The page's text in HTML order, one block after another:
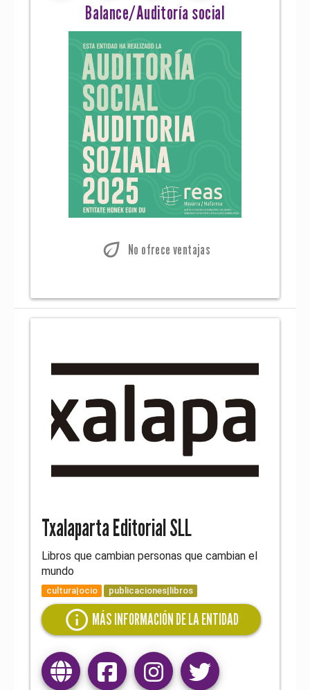
Balance/Auditoría social
eco No ofrece ventajas
Txalaparta Editorial SLL
Libros que cambian personas que cambian el
mundo
cultura|ocio publicaciones|libros
info MÁS INFORMACIÓN DE LA ENTIDAD